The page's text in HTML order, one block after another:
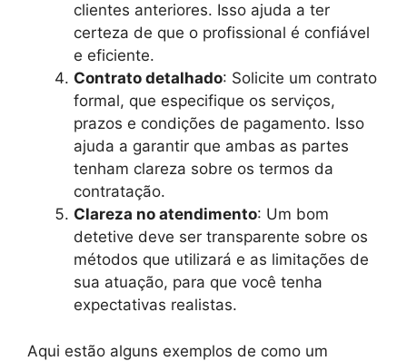
clientes anteriores. Isso ajuda a ter
certeza de que o profissional é confiável
e eficiente.
Contrato detalhado: Solicite um contrato
formal, que especifique os serviços,
prazos e condições de pagamento. Isso
ajuda a garantir que ambas as partes
tenham clareza sobre os termos da
contratação.
Clareza no atendimento: Um bom
detetive deve ser transparente sobre os
métodos que utilizará e as limitações de
sua atuação, para que você tenha
expectativas realistas.
Aqui estão alguns exemplos de como um